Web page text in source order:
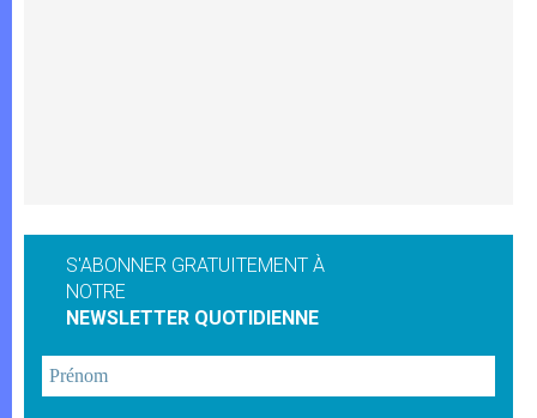
S'ABONNER GRATUITEMENT À
NOTRE
NEWSLETTER QUOTIDIENNE